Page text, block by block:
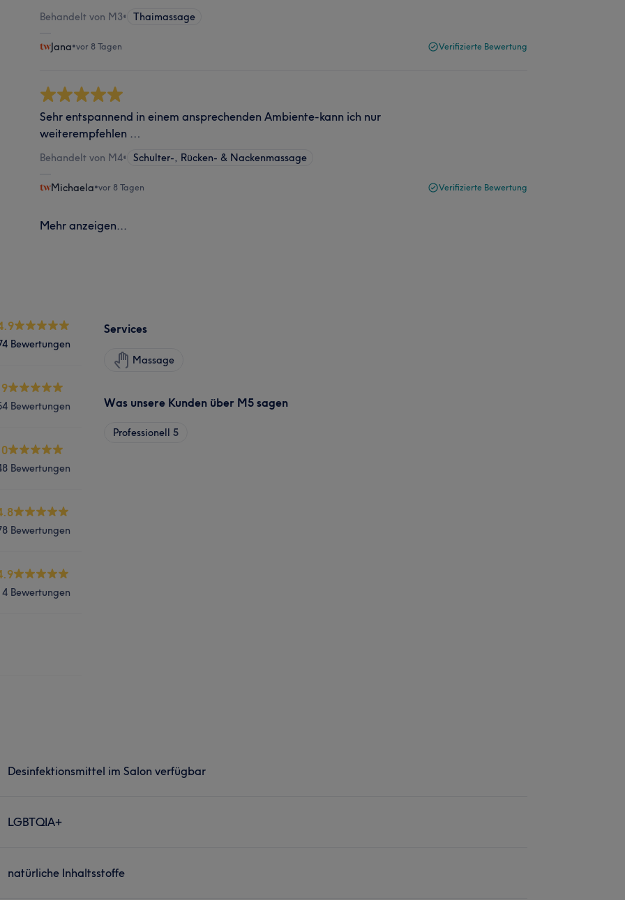
Behandelt von M3• Thaimassage
Jana•vor 8 Tagen Verifizierte Bewertung
Sehr entspannend in einem ansprechenden Ambiente-kann ich nur
weiterempfehlen …
Behandelt von M4• Schulter-, Rücken- & Nackenmassage
Michaela•vor 8 Tagen Verifizierte Bewertung
Mehr anzeigen...
Bewertungen
Bewertungen
Bewertungen
Bewertungen
Bewertungen
Services
Massage
Was unsere Kunden über M5 sagen
Professionell 5
Desinfektionsmittel im Salon verfügbar
LGBTQIA+
natürliche Inhaltsstoffe